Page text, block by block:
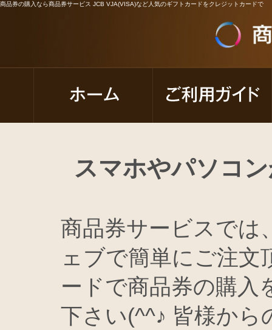
商品券の購入なら商品券サービス JCB VJA(VISA)など人気のギフトカードをクレジットカードで
スマホやパソコ
商品券サービスでは
ェブで簡単にご注
ードで商品券の購入
下さい(^^♪ 皆様から